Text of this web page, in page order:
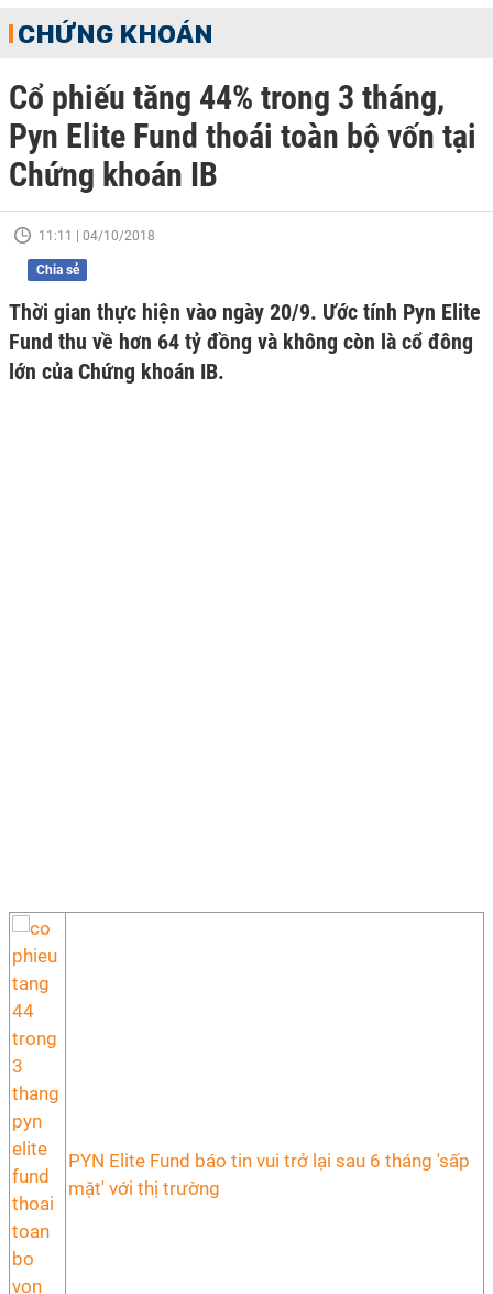
CHỨNG KHOÁN
Cổ phiếu tăng 44% trong 3 tháng,
Pyn Elite Fund thoái toàn bộ vốn tại
Chứng khoán IB
11:11 | 04/10/2018
Chia sẻ
Thời gian thực hiện vào ngày 20/9. Ước tính Pyn Elite
Fund thu về hơn 64 tỷ đồng và không còn là cổ đông
lớn của Chứng khoán IB.
PYN Elite Fund báo tin vui trở lại sau 6 tháng 'sấp
mặt' với thị trường